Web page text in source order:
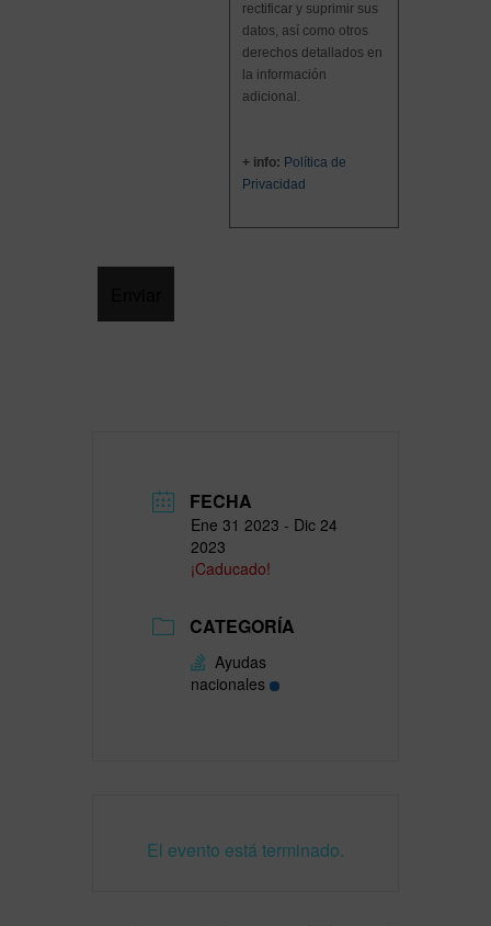
rectificar y suprimir sus
datos, así como otros
derechos detallados en
la información
adicional.
+ info: Política de
Privacidad
FECHA
Ene 31 2023 - Dic 24
2023
¡Caducado!
CATEGORÍA
Ayudas
nacionales
El evento está terminado.